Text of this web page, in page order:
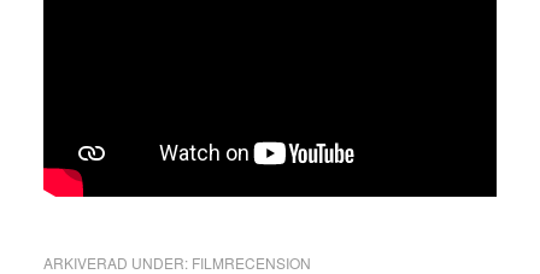
ARKIVERAD UNDER: FILMRECENSION